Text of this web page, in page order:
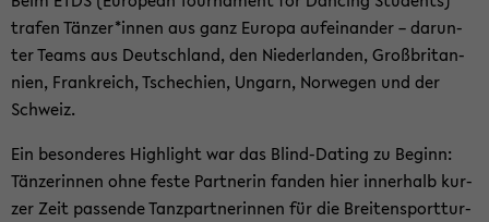
tra­fen Tän­zer*innen aus ganz Eu­ro­pa auf­ein­an­der – dar­un­
ter Teams aus Deutsch­land, den Nie­der­lan­den, Groß­bri­tan­
ni­en, Frank­reich, Tsche­chi­en, Un­garn, Nor­we­gen und der
Schweiz.
Ein be­son­de­res High­light war das Blind-​Dating zu Be­ginn:
Tän­ze­rin­nen ohne feste Part­ne­rin fan­den hier in­ner­halb kur­
zer Zeit pas­sen­de Tanz­part­ne­rin­nen für die Brei­ten­sport­tur­